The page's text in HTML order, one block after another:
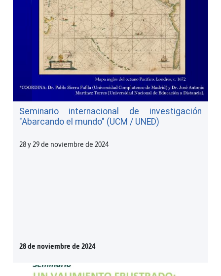
Seminario internacional de investigación
"Abarcando el mundo" (UCM / UNED)
28 y 29 de noviembre de 2024
28 de noviembre de 2024